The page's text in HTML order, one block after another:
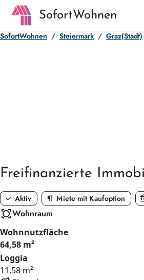
SofortWohnen
SofortWohnen Steiermark Graz(Stadt)
Freifinanzierte
check Aktiv format_paragraph Miete mit Kaufoption
all_outWohnraum
Wohnnutzfläche
64,58 m²
Loggia
11,58 m²